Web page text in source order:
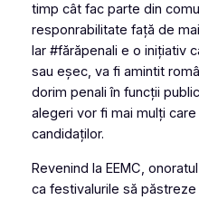
timp cât fac parte din
responrabilitate față de
Iar #fărăpenali e o inițiativ
sau eșec, va fi amintit
dorim penali în funcții
alegeri vor fi mai mulți
candidaților.
Revenind la EEMC,
ca festivalurile să